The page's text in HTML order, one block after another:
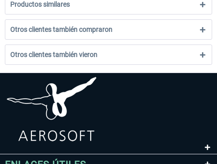
Productos similares
Otros clientes también compraron
Otros clientes también vieron